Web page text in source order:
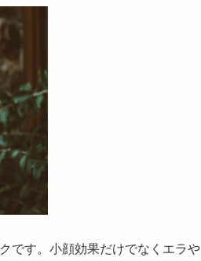
です。小顔効果だけでなくエラや